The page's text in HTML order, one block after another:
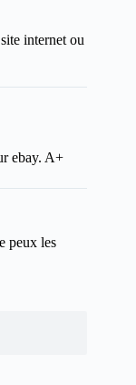
internet ou
ebay. A+
peux les